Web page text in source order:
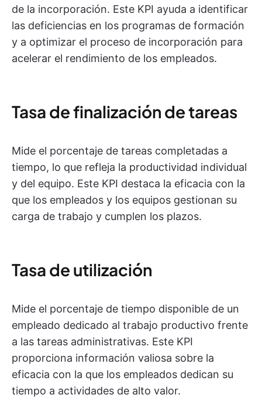
de la incorporación. Este KPI ayuda a identificar
las deficiencias en los programas de formación
y a optimizar el proceso de incorporación para
acelerar el rendimiento de los empleados.
Tasa de finalización de tareas
Mide el porcentaje de tareas completadas a
tiempo, lo que refleja la productividad individual
y del equipo. Este KPI destaca la eficacia con la
que los empleados y los equipos gestionan su
carga de trabajo y cumplen los plazos.
Tasa de utilización
Mide el porcentaje de tiempo disponible de un
empleado dedicado al trabajo productivo frente
a las tareas administrativas. Este KPI
proporciona información valiosa sobre la
eficacia con la que los empleados dedican su
tiempo a actividades de alto valor.